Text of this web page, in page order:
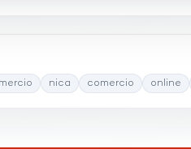
nica comercio online